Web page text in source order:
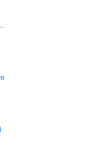
Rintaro